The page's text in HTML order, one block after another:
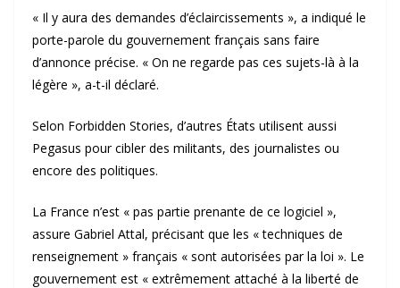
« Il y aura des demandes d’éclaircissements », a indiqué le
porte-parole du gouvernement français sans faire
d’annonce précise. « On ne regarde pas ces sujets-là à la
légère », a-t-il déclaré.
Selon Forbidden Stories, d’autres États utilisent aussi
Pegasus pour cibler des militants, des journalistes ou
encore des politiques.
La France n’est « pas partie prenante de ce logiciel »,
assure Gabriel Attal, précisant que les « techniques de
renseignement » français « sont autorisées par la loi ». Le
gouvernement est « extrêmement attaché à la liberté de